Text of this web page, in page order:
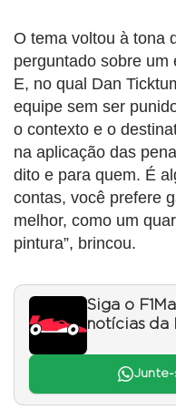
O tema voltou à tona
perguntado sobre um
E, no qual Dan
equipe sem ser
o contexto e o
na aplicação das
dito e para quem. É
contas, você prefere
melhor, como um
pintura”, brincou.
Siga o
notícias da
Junte-